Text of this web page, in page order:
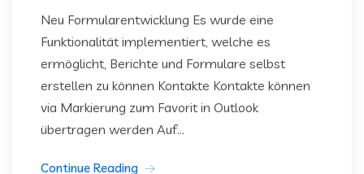
Neu Formularentwicklung Es wurde eine
Funktionalität implementiert, welche es
ermöglicht, Berichte und Formulare selbst
erstellen zu können Kontakte Kontakte können
via Markierung zum Favorit in Outlook
übertragen werden Auf...
Continue Reading